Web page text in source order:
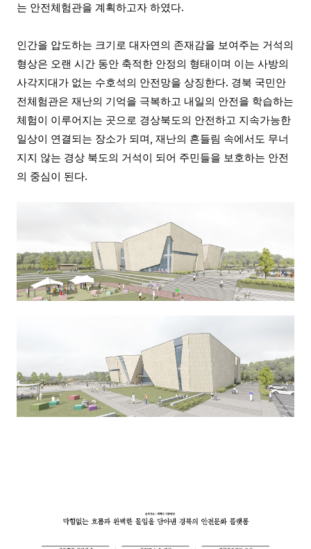
는 안전체험관을 계획하고자 하였다.
인간을 압도하는 크기로 대자연의 존재감을 보여주는 거석의
형상은 오랜 시간 동안 축적한 안정의 형태이며 이는 사방의
사각지대가 없는 수호석의 안전망을 상징한다. 경북 국민안
전체험관은 재난의 기억을 극복하고 내일의 안전을 학습하는
체험이 이루어지는 곳으로 경상북도의 안전하고 지속가능한
일상이 연결되는 장소가 되며, 재난의 흔들림 속에서도 무너
지지 않는 경상 북도의 거석이 되어 주민들을 보호하는 안전
의 중심이 된다.